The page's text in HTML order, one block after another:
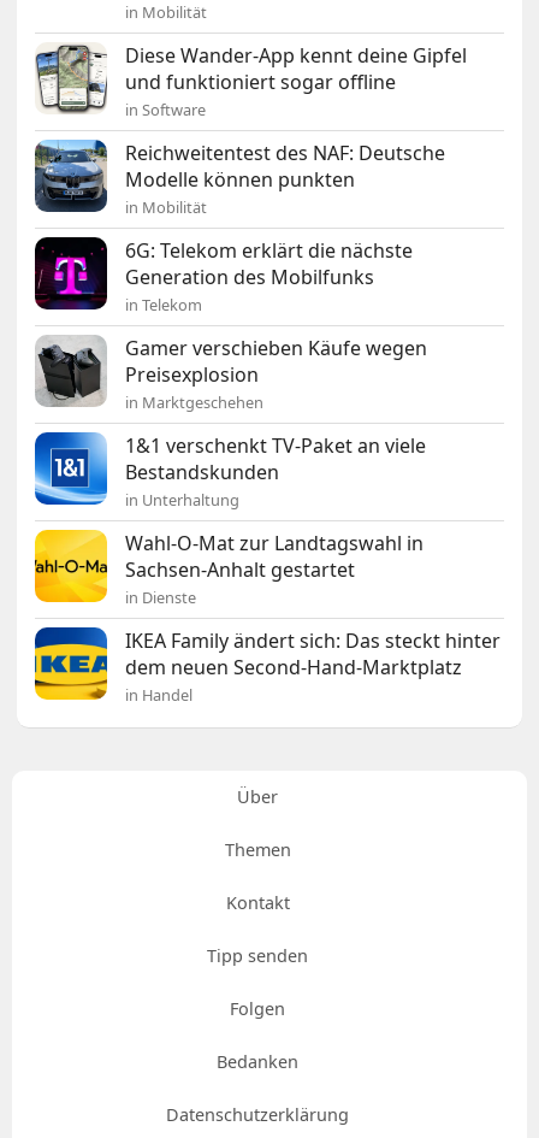
in Mobilität
Diese Wander-App kennt deine Gipfel
und funktioniert sogar offline
in Software
Reichweitentest des NAF: Deutsche
Modelle können punkten
in Mobilität
6G: Telekom erklärt die nächste
Generation des Mobilfunks
in Telekom
Gamer verschieben Käufe wegen
Preisexplosion
in Marktgeschehen
1&1 verschenkt TV-Paket an viele
Bestandskunden
in Unterhaltung
Wahl-O-Mat zur Landtagswahl in
Sachsen-Anhalt gestartet
in Dienste
IKEA Family ändert sich: Das steckt hinter
dem neuen Second-Hand-Marktplatz
in Handel
Über
Themen
Kontakt
Tipp senden
Folgen
Bedanken
Datenschutzerklärung